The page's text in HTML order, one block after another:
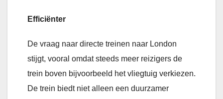
Efficiënter
De vraag naar directe treinen naar London
stijgt, vooral omdat steeds meer reizigers de
trein boven bijvoorbeeld het vliegtuig verkiezen.
De trein biedt niet alleen een duurzamer